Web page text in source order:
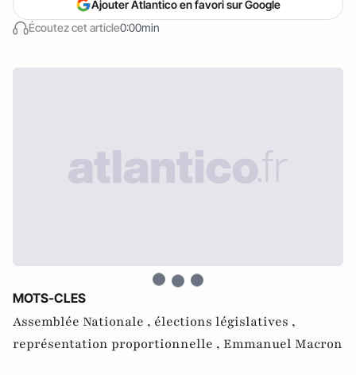
Écoutez cet article0:00min
Ajouter Atlantico en favori sur Google
MOTS-CLES
Assemblée Nationale , élections législatives ,
représentation proportionnelle , Emmanuel Macron